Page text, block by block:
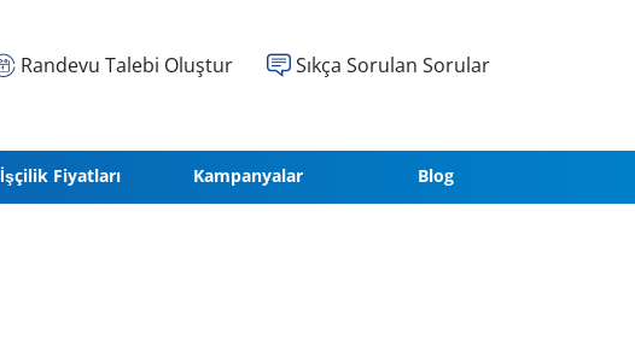
Randevu Talebi Oluştur Sıkça Sorulan Sorular
İşçilik Fiyatları Kampanyalar Blog